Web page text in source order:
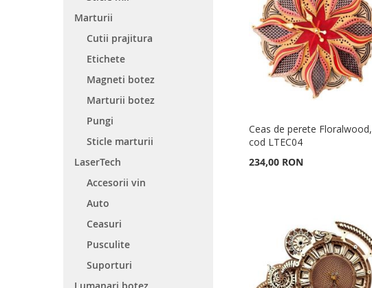
DE
DORINTE
COMPARARE
DE
DORINTE
COMPARARE
DORINTE
COMPARARE
DE
DORINTE
COMPARARE
Ceas de perete Floralwood,
cod LTEC04
234,00 RON
Adauga în cos
LISTA
ADAUGATI
PENTRU
Adauga în cos
LISTA
ADAUGATI
PENTRU
Adauga în cos
LISTA
ADAUGATI
PENTRU
Adauga în cos
LISTA
ADAUGATI
PENTRU
Marturii
Cutii prajitura
Etichete
Magneti botez
Marturii botez
Pungi
Sticle marturii
LaserTech
Accesorii vin
Auto
Ceasuri
Pusculite
Suporturi